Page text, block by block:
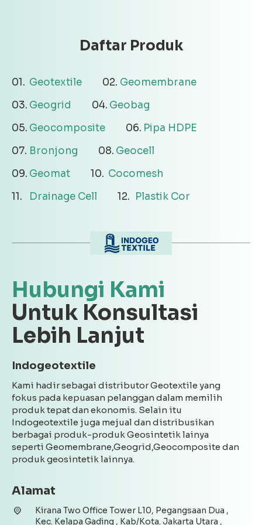
Daftar Produk
Geotextile
Geomembrane
Geogrid
Geobag
Geocomposite
Pipa HDPE
Bronjong
Geocell
Geomat
Cocomesh
Drainage Cell
Plastik Cor
Hubungi Kami
Untuk Konsultasi
Lebih Lanjut
Indogeotextile
Kami hadir sebagai distributor Geotextile yang
fokus pada kepuasan pelanggan dalam memilih
produk tepat dan ekonomis. Selain itu
Indogeotextile juga mejual dan distribusikan
berbagai produk-produk Geosintetik lainya
seperti Geomembrane,Geogrid,Geocomposite dan
produk geosintetik lainnya.
Alamat
Kirana Two Office Tower L10, Pegangsaan Dua ,
Kec. Kelapa Gading , Kab/Kota. Jakarta Utara ,